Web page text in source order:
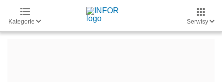
Kategorie Serwisy